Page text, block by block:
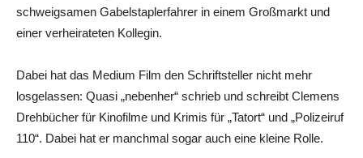
schweigsamen Gabelstaplerfahrer in einem Großmarkt und
einer verheirateten Kollegin.
Dabei hat das Medium Film den Schriftsteller nicht mehr
losgelassen: Quasi „nebenher“ schrieb und schreibt Clemens
Drehbücher für Kinofilme und Krimis für „Tatort“ und „Polizeiruf
110“. Dabei hat er manchmal sogar auch eine kleine Rolle.